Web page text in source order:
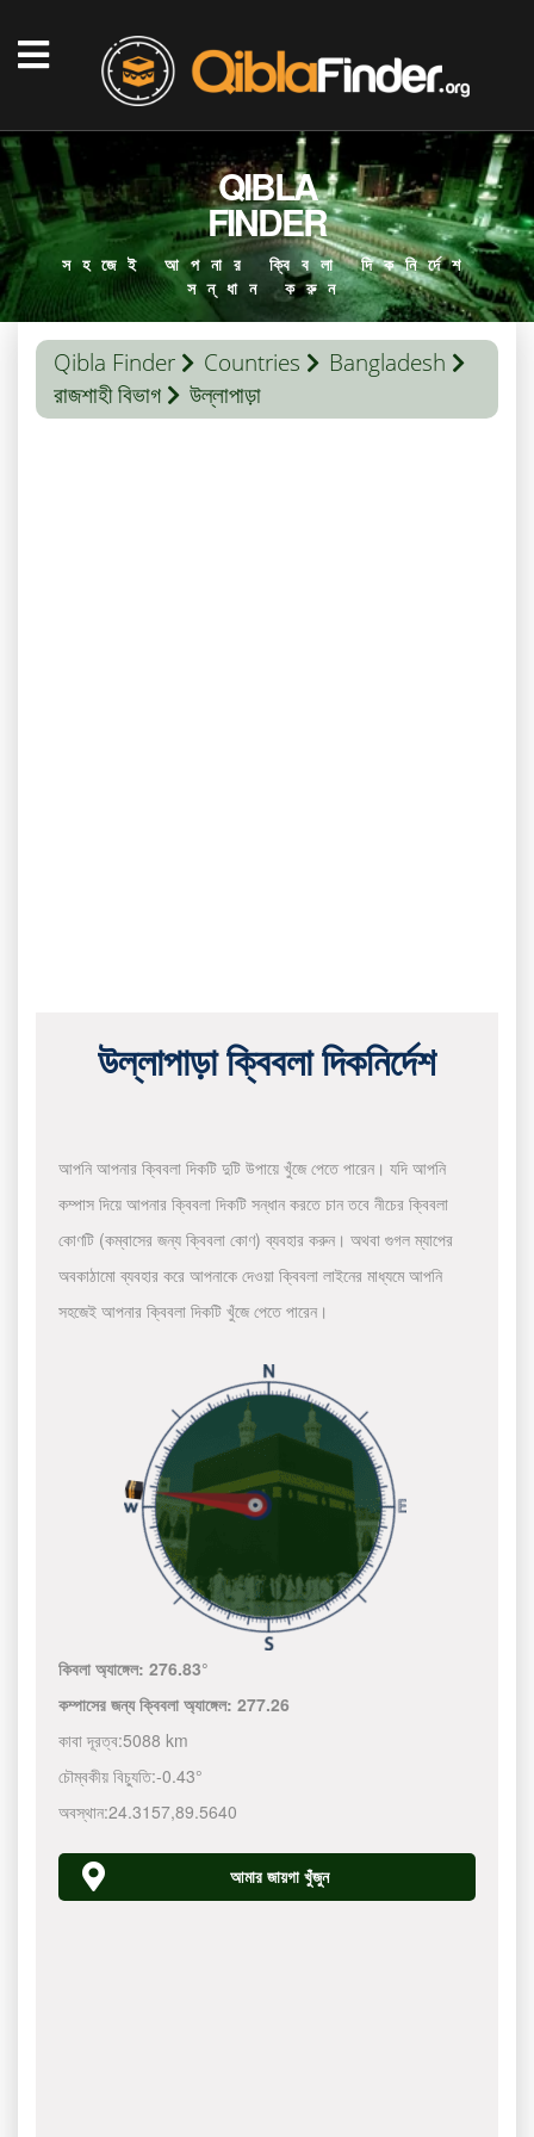
QIBLA
FINDER
সহজেই আপনার ক্বিবলা দিকনির্দেশ
সন্ধান করুন
Qibla Finder Countries
Bangladesh
রাজশাহী বিভাগ
উল্লাপাড়া
উল্লাপাড়া ক্বিবলা দিকনির্দেশ
আপনি আপনার ক্বিবলা দিকটি দুটি উপায়ে খুঁজে পেতে পারেন। যদি আপনি
কম্পাস দিয়ে আপনার ক্বিবলা দিকটি সন্ধান করতে চান তবে নীচের ক্বিবলা
কোণটি (কম্বাসের জন্য ক্বিবলা কোণ) ব্যবহার করুন। অথবা গুগল ম্যাপের
অবকাঠামো ব্যবহার করে আপনাকে দেওয়া ক্বিবলা লাইনের মাধ্যমে আপনি
সহজেই আপনার ক্বিবলা দিকটি খুঁজে পেতে পারেন।
কিবলা অ্যাঙ্গেল:276.83°
কম্পাসের জন্য ক্বিবলা অ্যাঙ্গেল:277.26
কাবা দূরত্ব:5088 km
চৌম্বকীয় বিচ্যুতি:-0.43°
অবস্থান:24.3157,89.5640
আমার জায়গা খুঁজুন